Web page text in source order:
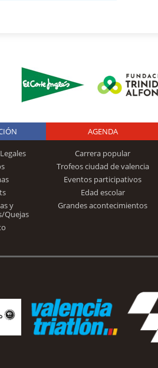
Logo Fundación
Trinidad Alfonso
y
Quejas
AGENDA
Carrera popular
Trofeos ciudad de valencia
Eventos participativos
Edad escolar
Grandes acontecimientos